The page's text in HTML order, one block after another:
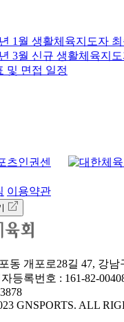
1월 생활체육지도자
3월 신규 생활체육지
및 면접 일정
이용약관
동 개포로28길 47, 강남
등록번호 : 161-82-
GNSPORTS. ALL